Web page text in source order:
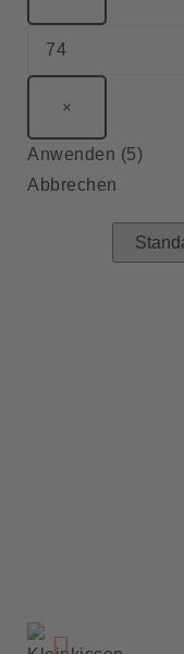
×
Anwenden (5)
Abbrechen